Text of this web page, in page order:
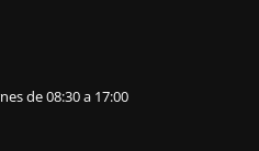
de 08:30 a 17:00